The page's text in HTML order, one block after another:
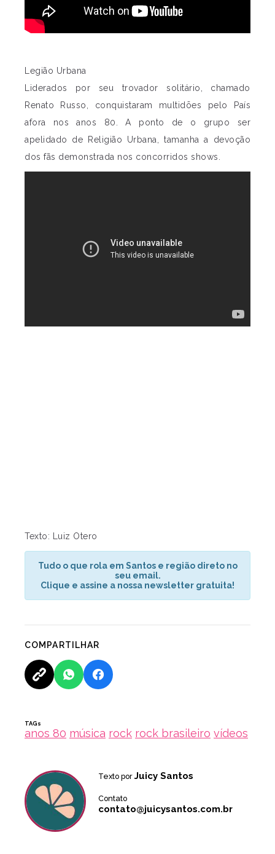
Legião Urbana
Liderados por seu trovador solitário, chamado
Renato Russo, conquistaram multidões pelo País
afora nos anos 80. A ponto de o grupo ser
apelidado de Religião Urbana, tamanha a devoção
dos fãs demonstrada nos concorridos shows.
Texto: Luiz Otero
Tudo o que rola em Santos e região direto no
seu email.
Clique e assine a nossa newsletter gratuita!
COMPARTILHAR
TAGs
anos 80 música rock rock brasileiro vídeos
Texto por Juicy Santos
Contato
contato@juicysantos.com.br